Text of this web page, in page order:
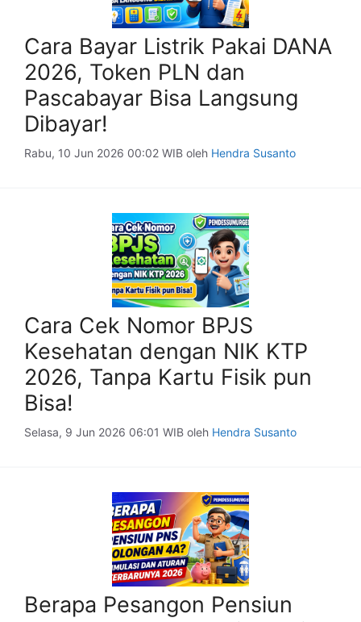
Cara Bayar Listrik Pakai DANA
2026, Token PLN dan
Pascabayar Bisa Langsung
Dibayar!
Rabu, 10 Jun 2026 00:02 WIB oleh Hendra Susanto
Cara Cek Nomor BPJS
Kesehatan dengan NIK KTP
2026, Tanpa Kartu Fisik pun
Bisa!
Selasa, 9 Jun 2026 06:01 WIB oleh Hendra Susanto
Berapa Pesangon Pensiun